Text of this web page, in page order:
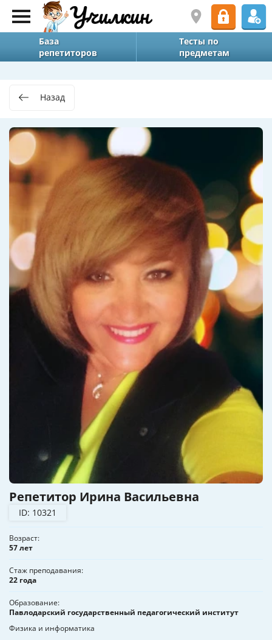
База
репетиторов
Тесты по
предметам
Назад
Репетитор Ирина Васильевна
ID: 10321
Возраст
57 лет
Стаж преподавания
22 года
Образование
Павлодарский государственный педагогический институт
Физика и информатика